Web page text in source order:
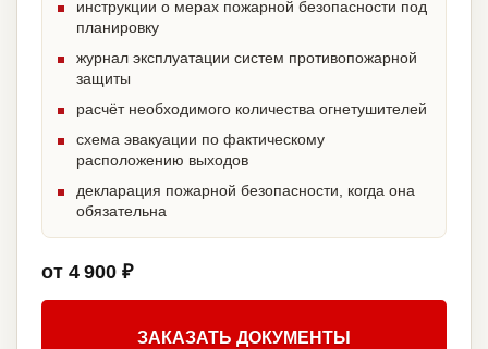
инструкции о мерах пожарной безопасности под
планировку
журнал эксплуатации систем противопожарной
защиты
расчёт необходимого количества огнетушителей
схема эвакуации по фактическому
расположению выходов
декларация пожарной безопасности, когда она
обязательна
от 4 900 ₽
ЗАКАЗАТЬ ДОКУМЕНТЫ